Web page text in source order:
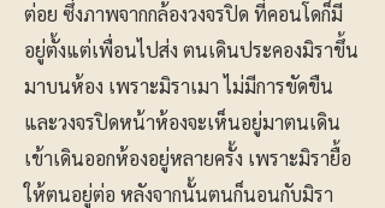
ต่อย ซึ่งภาพจากกล้องวงจรปิด ที่คอนโดก็มี
อยู่ตั้งแต่เพื่อนไปส่ง ตนเดินประคองมิราขึ้น
มาบนห้อง เพราะมิราเมา ไม่มีการขัดขืน
และวงจรปิดหน้าห้องจะเห็นอยู่มาตนเดิน
เข้าเดินออกห้องอยู่หลายครั้ง เพราะมิรายื้อ
ให้ตนอยู่ต่อ หลังจากนั้นตนก็นอนกับมิรา